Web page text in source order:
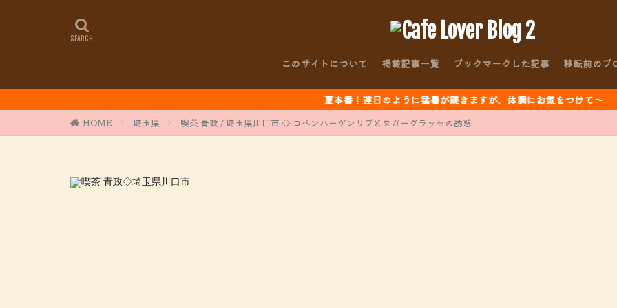
このサイトについて 掲載記事一覧 ブックマークした記事 移転前のブ
夏本番！連日のように猛暑が続きますが、体調にお気をつけて～
HOME 埼玉県 喫茶 青政 / 埼玉県川口市 ◇ コペンハーゲンリブとヌガーグラッセの誘惑